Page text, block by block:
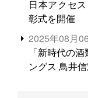
日本アクセ
彰式を開催
2025年08月
「新時代の
ングス 鳥井